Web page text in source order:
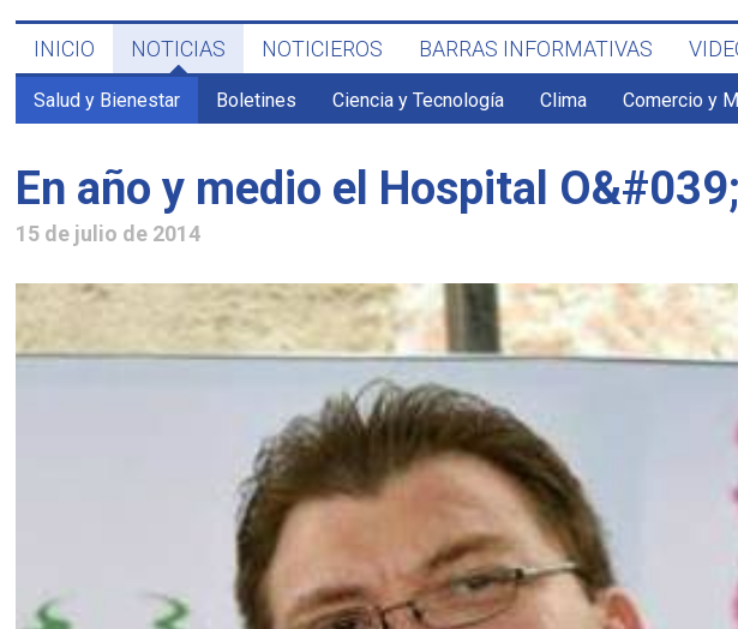
INICIO NOTICIAS NOTICIEROS BARRAS INFORMATIVAS
Salud y Bienestar Boletines Ciencia y Tecnología Clima Comercio y
En año y medio el Hospital
15 de julio de 2014